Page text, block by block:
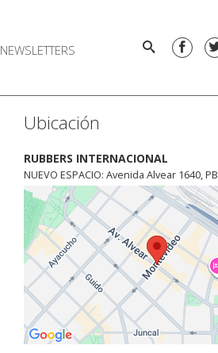
NEWSLETTERS
Ubicación
RUBBERS INTERNACIONAL
NUEVO ESPACIO: Avenida Alvear 1640, PB